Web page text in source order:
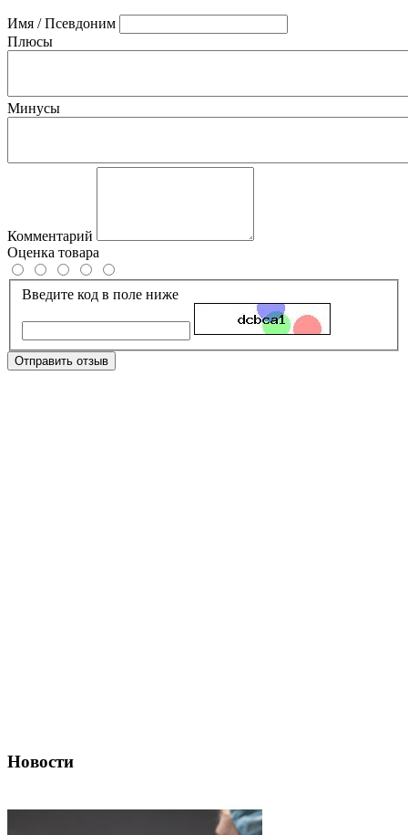
Имя / Псевдоним
Плюсы
Минусы
Комментарий
Оценка товара
Введите код в поле ниже
Отправить отзыв
Новости